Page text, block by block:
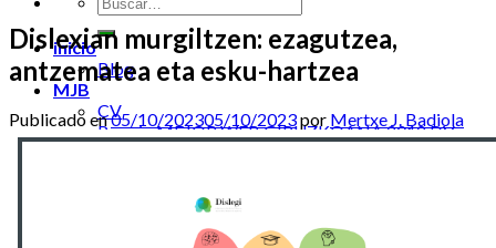
inicio
Blog
MJB
CV
Premio MEJOR WEB GIPUZKOANA 2012 DV
Cursos Formación del Profesorado impartidos
Oferta de Cursos STEAM | Learning
Dislexian murgiltzen: ezagutzea,
antzematea eta esku-hartzea
Publicado en05/10/202305/10/2023por Mertxe J. Badiola